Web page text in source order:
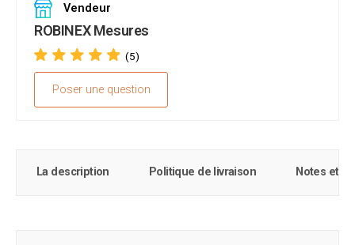
Vendeur
ROBINEX Mesures
(5)
Poser une question
La description Politique de livraison Notes et